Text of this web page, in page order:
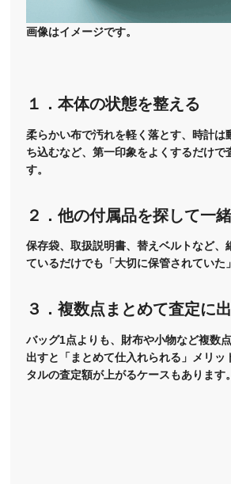
画像はイメージです。
１．本体の状態を整える
柔らかい布で汚れを軽く落とす、時計は
ち込むなど、第一印象をよくするだけで
す。
２．他の付属品を探して一
保存袋、取扱説明書、替えベルトなど、
ているだけでも「大切に保管されていた
３．複数点まとめて査定に
バッグ1点よりも、財布や小物など複数
出すと「まとめて仕入れられる」メリッ
タルの査定額が上がるケースもあります。